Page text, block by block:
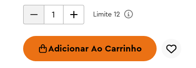
Limite 12
Adicionar Ao Carrinho